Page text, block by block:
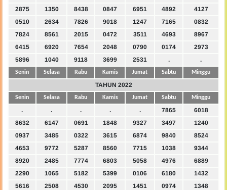
2875 1350 8438 0847 6951 4892
4127
0510
2634 7826 9018 1247 7165
0832
7824
8561 2015 0472 3511 4693
8967
6415
6920 7654 2048 0790 0174
2973
5896
1040 9118 3699 2531 . .
Senin Selasa Rabu Kamis Jumat Sabtu Minggu
TAHUN 2022
Senin Selasa Rabu Kamis Jumat Sabtu Minggu
. . . . . 7865
6018
8632
6147 0691 1848 9327 3497
1240
0937
3485 0322 3615 6874 9840
8524
4653
9772 5287 8560 7715 1038
9344
8920
2485 7774 6803 5058 4976
6889
2290
1065 5182 5399 0106 6180
1432
5616
2508 4530 2095 1451 0974
1348